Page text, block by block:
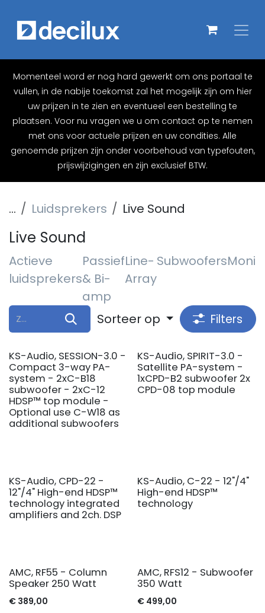
Momenteel word er nog hard gewerkt om ons portaal te
vullen, in de nabije toekomst zal het mogelijk zijn om hier
uw prijzen in te zien en eventueel een bestelling te
plaatsen. Voor nu vragen we u om contact op te nemen
met ons voor actuele prijzen en uw condities. Alle
genoemde prijzen zijn onder voorbehoud van typefouten,
prijswijzigingen en zijn exclusief BTW.
... Luidsprekers Live Sound
Live Sound
Actieve
luidsprekers
Passief
& Bi-
amp
Line-
Array
Subwoofers
Sorteer op Filters
KS-Audio, SESSION-3.0 -
Compact 3-way PA-
system - 2xC-B18
subwoofer - 2xC-12
HDSP™ top module -
Optional use C-W18 as
additional subwoofers
KS-Audio, SPIRIT-3.0 -
Satellite PA-system -
1xCPD-B2 subwoofer 2x
CPD-08 top module
KS-Audio, CPD-22 -
12"/4" High-end HDSP™
technology integrated
amplifiers and 2ch. DSP
KS-Audio, C-22 - 12"/4"
High-end HDSP™
technology
AMC, RF55 - Column
Speaker 250 Watt
€ 389,00
AMC, RFS12 - Subwoofer
350 Watt
€ 499,00